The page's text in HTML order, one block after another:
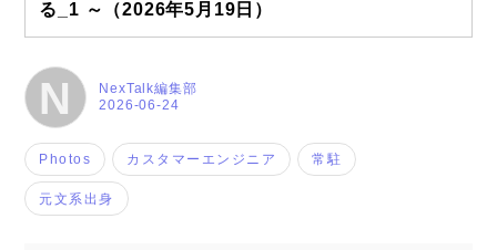
る_1 ～
（2026年5月19日）
N 2026-06-24
NexTalk編集部
Photos カスタマーエンジニア 常駐
元文系出身